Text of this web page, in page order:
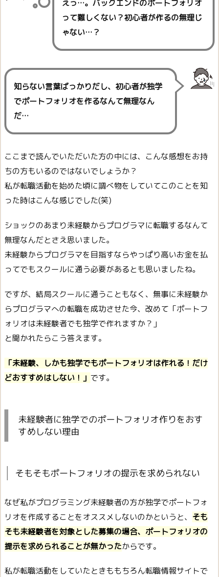
えっ…。バックエンドのポートフォリオ
って難しくない？初心者が作るの無理じ
ゃない…？
知らない言葉ばっかりだし、初心者が独学
でポートフォリオを作るなんて無理なん
だ…
ここまで読んでいただいた方の中には、こんな感想をお持
ちの方もいるのではないでしょうか？
私が転職活動を始めた頃に調べ物をしていてこのことを知
った時はこんな感じでした(笑)
ショックのあまり未経験からプログラマに転職するなんて
無理なんだとさえ思いました。
未経験からプログラマを目指すならやっぱり高いお金を払
ってでもスクールに通う必要があるとも思いましたね。
ですが、結局スクールに通うこともなく、無事に未経験か
らプログラマへの転職を成功させた今、改めて「ポートフ
ォリオは未経験者でも独学で作れますか？」
と聞かれたらこう答えます。
「未経験、しかも独学でもポートフォリオは作れる！だけ
どおすすめはしない！」 です。
未経験者に独学でのポートフォリオ作りをおす
すめしない理由
そもそもポートフォリオの提示を求められない
なぜ私がプログラミング未経験者の方が独学でポートフォ
リオを作成することをオススメしないのかというと、 そも
そも未経験者を対象とした募集の場合、ポートフォリオの
提示を求められることが無かったからです。
私が転職活動をしていたときももちろん転職情報サイトで